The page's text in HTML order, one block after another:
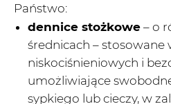
Państwo:
dennice stożkowe – o
średnicach – stosowane
niskociśnieniowych i
umożliwiające
sypkiego lub cieczy, w